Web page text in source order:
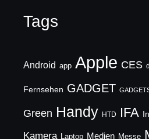
Tags
Android app Apple CES
Fernsehen GADGET
Green Handy HTD IFA
Kamera Laptop Medien Messe